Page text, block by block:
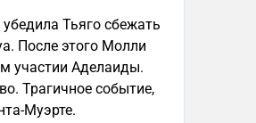
Тьяго сбежать
После этого Молли
участии Аделаиды.
Трагичное событие,
Муэрте.